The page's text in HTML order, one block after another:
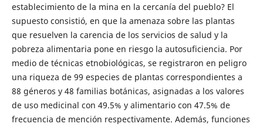
establecimiento de la mina en la cercanía del pueblo? El
supuesto consistió, en que la amenaza sobre las plantas
que resuelven la carencia de los servicios de salud y la
pobreza alimentaria pone en riesgo la autosuficiencia. Por
medio de técnicas etnobiológicas, se registraron en peligro
una riqueza de 99 especies de plantas correspondientes a
88 géneros y 48 familias botánicas, asignadas a los valores
de uso medicinal con 49.5% y alimentario con 47.5% de
frecuencia de mención respectivamente. Además, funciones